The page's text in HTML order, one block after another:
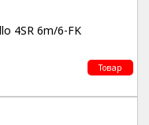
4SR 6m/6-FK
Товар